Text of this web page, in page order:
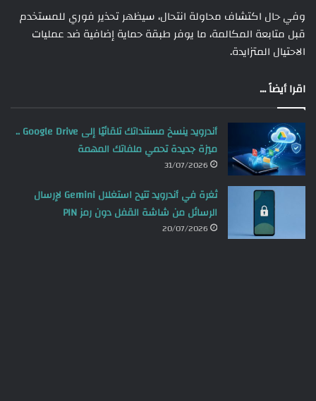
وفي حال اكتشاف محاولة انتحال، سيظهر تحذير فوري للمستخدم
قبل متابعة المكالمة، ما يوفر طبقة حماية إضافية ضد عمليات
الاحتيال المتزايدة.
اقرا أيضاً ...
أندرويد ينسخ مستنداتك تلقائيًا إلى Google Drive ..
ميزة جديدة تحمي ملفاتك المهمة
31/07/2026
ثغرة في أندرويد تتيح استغلال Gemini لإرسال
الرسائل من شاشة القفل دون رمز PIN
20/07/2026